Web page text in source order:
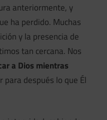
anteriormente, y
ha perdido. Muchas
y la presencia de
tan cercana. Nos
a Dios mientras
para después lo que Él